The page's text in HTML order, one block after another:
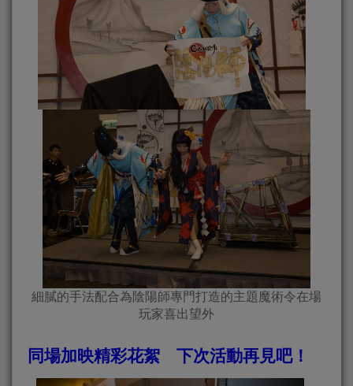
細膩的手法配合為陰陽師專門打造的主題魔術令在場
玩家喜出望外
同場加映精彩花絮 下次活動再見吧！